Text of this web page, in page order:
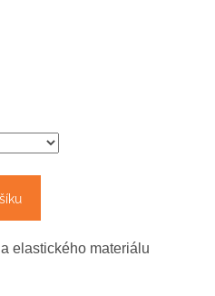
elastického materiálu